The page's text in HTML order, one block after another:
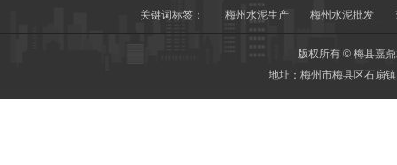
关键词标签： 梅州水泥生产 梅州水泥批发
版权所有 © 梅县嘉
地址：梅州市梅县区石扇